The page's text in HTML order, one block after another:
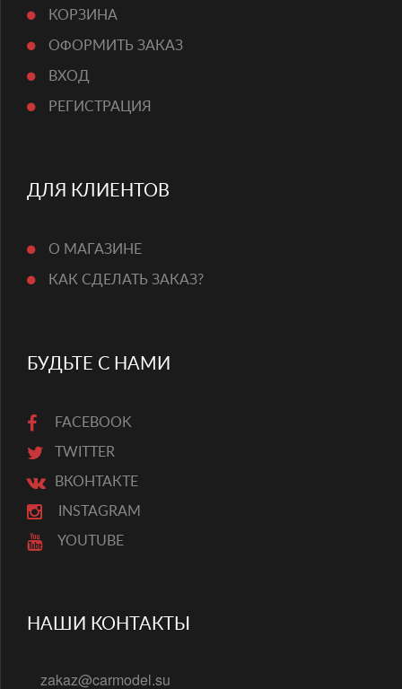
КОРЗИНА
ОФОРМИТЬ ЗАКАЗ
ВХОД
РЕГИСТРАЦИЯ
ДЛЯ КЛИЕНТОВ
О МАГАЗИНЕ
КАК СДЕЛАТЬ ЗАКАЗ?
БУДЬТЕ С НАМИ
FACEBOOK
TWITTER
ВКОНТАКТЕ
INSTAGRAM
YOUTUBE
НАШИ КОНТАКТЫ
zakaz@carmodel.su